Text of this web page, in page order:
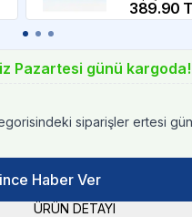
Akvaryum
Fon
389.90
Pazartesi günü kargoda!
siparişler ertesi
Haber Ver
ÜRÜN DETAYI